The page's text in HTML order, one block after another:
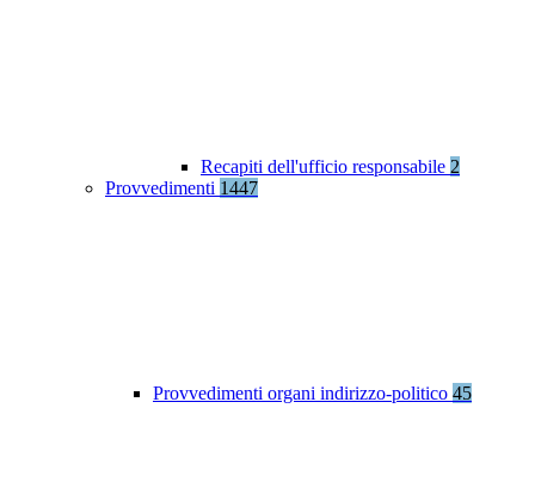
Recapiti dell'ufficio responsabile 2
Provvedimenti 1447
Provvedimenti organi indirizzo-politico 45